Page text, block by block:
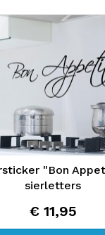
"Bon
sierletters
€ 11,95